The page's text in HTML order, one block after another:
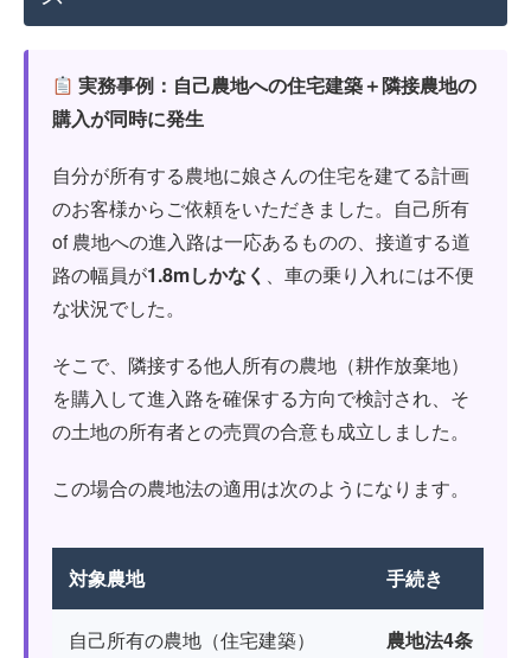
実務事例：自己農地への住宅建築＋隣接農地の
購入が同時に発生
自分が所有する農地に娘さんの住宅を建てる計画
のお客様からご依頼をいただきました。自己所有
of 農地への進入路は一応あるものの、接道する道
路の幅員が1.8mしかなく 、車の乗り入れには不便
な状況でした。
そこで、隣接する他人所有の農地（耕作放棄地）
を購入して進入路を確保する方向で検討され、そ
の土地の所有者との売買の合意も成立しました。
この場合の農地法の適用は次のようになります。
対象農地 手続き
自己所有の農地（住宅建築） 農地法4条